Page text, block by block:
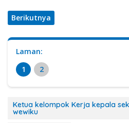
Berikutnya
Laman:
1
2
Ketua kelompok Kerja kepala
wewiku